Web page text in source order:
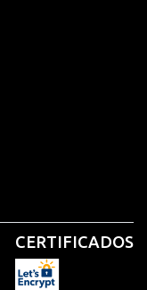
CERTIFICADOS